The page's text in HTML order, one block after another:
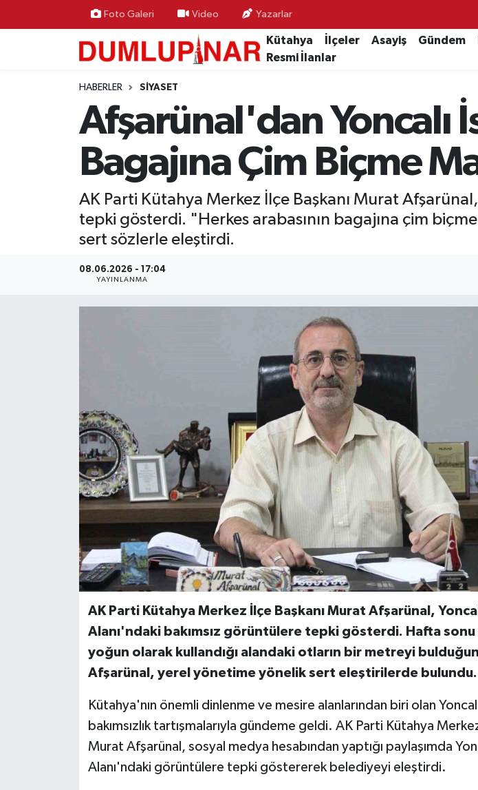
Foto Galeri Video Yazarlar
Kütahya İlçeler Asayiş Gündem
Resmi İlanlar
HABERLER SIYASET
Afşarünal'dan Yoncalı
Bagajına Çim Biçme
AK Parti Kütahya Merkez İlçe Başkanı Murat
tepki gösterdi. "Herkes arabasının bagajına çim
sert sözlerle eleştirdi.
08.06.2026 - 17:04
YAYINLANMA
AK Parti Kütahya Merkez İlçe Başkanı Murat Afşarünal,
Alanı'ndaki bakımsız görüntülere tepki gösterdi. Hafta sonu
yoğun olarak kullandığı alandaki otların bir metreyi
Afşarünal, yerel yönetime yönelik sert eleştirilerde bulundu.
Kütahya'nın önemli dinlenme ve mesire alanlarından biri olan
bakımsızlık tartışmalarıyla gündeme geldi. AK Parti Kütahya
Murat Afşarünal, sosyal medya hesabından yaptığı paylaşımda
Alanı'ndaki görüntülere tepki göstererek belediyeyi eleştirdi.